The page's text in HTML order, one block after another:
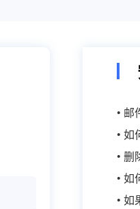
•
•
• 删
•
•